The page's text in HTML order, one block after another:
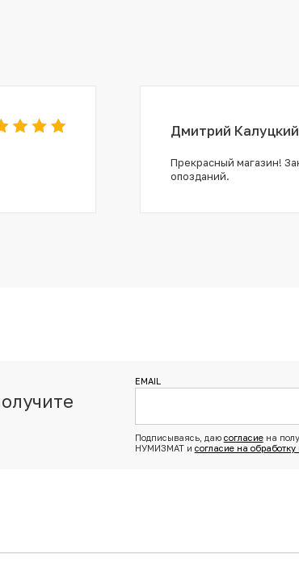
Дмитрий Калуцкий
Прекрасный магазин!
опозданий.
EMAIL
Подписываясь, даю согласиена
НУМИЗМАТ и согласие на